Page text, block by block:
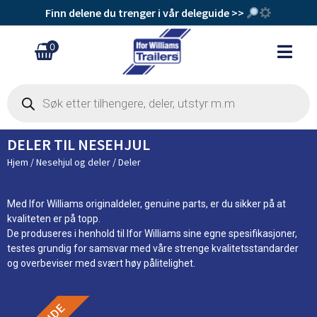
Finn delene du trenger i vår deleguide >>
0
DELER TIL NESEHJUL
Hjem /Nesehjul og deler / Deler
Med Ifor Williams originaldeler, genuine parts, er du sikker på at
kvaliteten er på topp.
De produseres i henhold til Ifor Williams sine egne spesifikasjoner,
testes grundig for samsvar med våre strenge kvalitetsstandarder
og overbeviser med svært høy pålitelighet.
kr200 + Legg Til